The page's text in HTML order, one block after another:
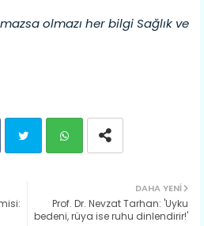
olmazı her bilgi Sağlık ve
ter ats
DAHA YENI
Prof. Dr. Nevzat Tarhan: 'Uyku
bedeni, rüya ise ruhu dinlendirir!'